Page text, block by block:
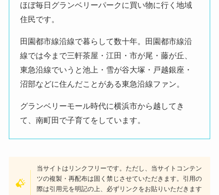
ほぼ毎日グランベリーパークに買い物に行く地域
住民です。
田園都市線沿線で暮らして数十年。田園都市線沿
線では今まで三軒茶屋・江田・市が尾・藤が丘、
東急沿線でいうと池上・雪が谷大塚・戸越銀座・
沼部などに住んだことがある東急沿線ファン。
グランベリーモール時代に横浜市から越してき
て、南町田で子育てをしています。
当サイトはリンクフリーです。ただし、当サイトコンテン
ツの複製・再配布は固く禁じさせていただきます。引用の
際は引用元を明記の上、必ずリンクをお貼りいただきます